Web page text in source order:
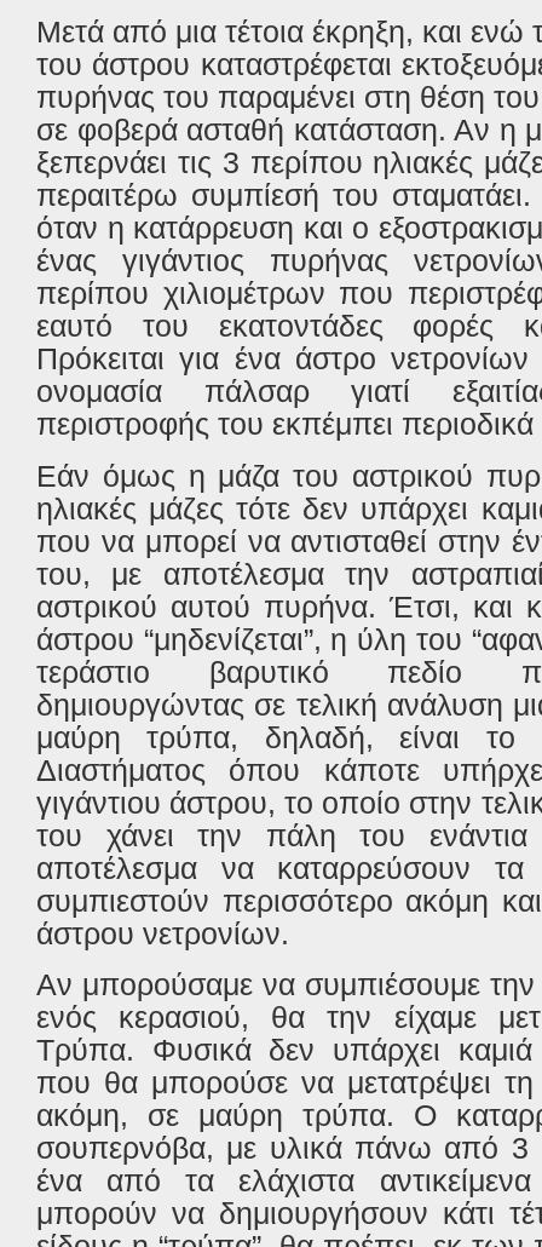
Μετά από μια τέτοια έκρηξη, και ενώ
του άστρου καταστρέφεται
πυρήνας του παραμένει στη θέση
σε φοβερά ασταθή κατάσταση. Αν η
ξεπερνάει τις 3 περίπου ηλιακές
περαιτέρω συμπίεσή του
όταν η κατάρρευση και ο
ένας γιγάντιος πυρήνας
περίπου χιλιομέτρων που
εαυτό του εκατοντάδες φορές
Πρόκειται για ένα άστρο
ονομασία πάλσαρ γιατί
περιστροφής του εκπέμπει
Εάν όμως η μάζα του αστρικού
ηλιακές μάζες τότε δεν υπάρχει
που να μπορεί να αντισταθεί στην
του, με αποτέλεσμα την
αστρικού αυτού πυρήνα. Έτσι, και
άστρου “μηδενίζεται”, η ύλη του
τεράστιο βαρυτικό πεδίο
δημιουργώντας σε τελική ανάλυση
μαύρη τρύπα, δηλαδή, είναι το
Διαστήματος όπου κάποτε
γιγάντιου άστρου, το οποίο στην
του χάνει την πάλη του
αποτέλεσμα να καταρρεύσουν
συμπιεστούν περισσότερο ακόμη
άστρου νετρονίων.
Αν μπορούσαμε να συμπιέσουμε
ενός κερασιού, θα την είχαμε
Τρύπα. Φυσικά δεν υπάρχει καμιά
που θα μπορούσε να μετατρέψει
ακόμη, σε μαύρη τρύπα. Ο
σουπερνόβα, με υλικά πάνω από 3
ένα από τα ελάχιστα
μπορούν να δημιουργήσουν κάτι